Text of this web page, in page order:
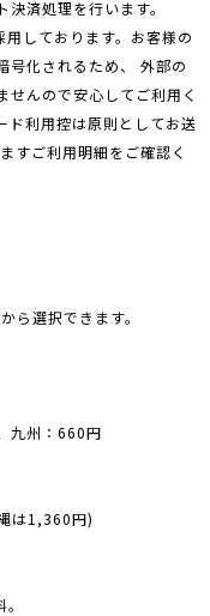
済処理を行います。
しております。お客様の
号化されるため、 外部の
せんので安心してご利用く
ド利用控は原則としてお送
すご利用明細をご確認く
ら選択できます。
九州：660円
は1,360円)